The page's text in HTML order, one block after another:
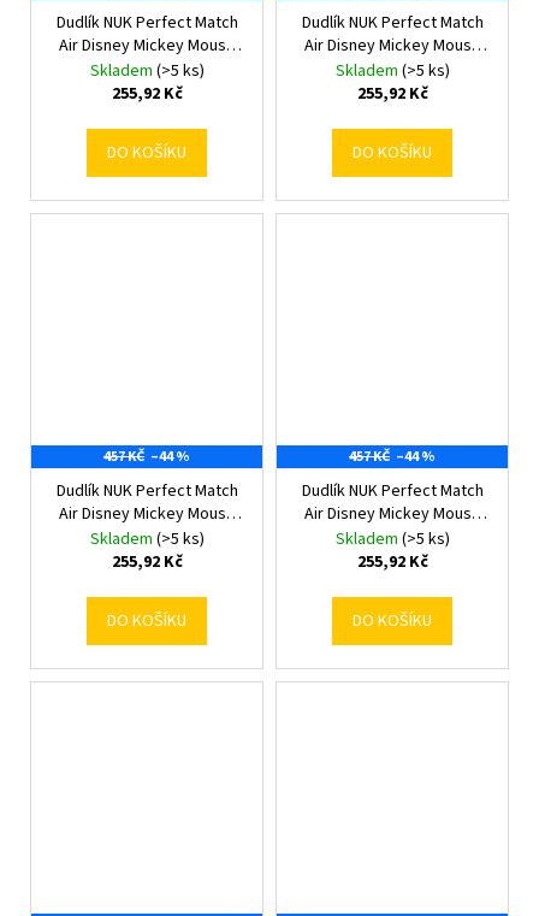
Dudlík NUK Perfect Match
Air Disney Mickey Mouse
0-6 měsíců grey 0-6 m
Skladem (>5 ks)
255,92 Kč
DO KOŠÍKU
Dudlík NUK Perfect Match
Air Disney Mickey Mouse
0-6 měsíců red 0-6 m
Skladem (>5 ks)
255,92 Kč
DO KOŠÍKU
457 KČ –44 %
Dudlík NUK Perfect Match
Air Disney Mickey Mouse
6-18 měsíců grey 6-18 m
Skladem (>5 ks)
255,92 Kč
DO KOŠÍKU
457 KČ –44 %
Dudlík NUK Perfect Match
Air Disney Mickey Mouse
6-18 měsíců red 6-18 m
Skladem (>5 ks)
255,92 Kč
DO KOŠÍKU